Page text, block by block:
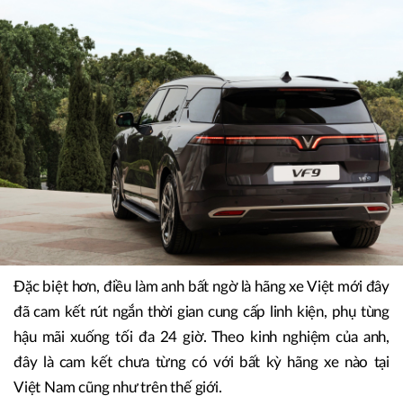
Đặc biệt hơn, điều làm anh bất ngờ là hãng xe Việt mới đây
đã cam kết rút ngắn thời gian cung cấp linh kiện, phụ tùng
hậu mãi xuống tối đa 24 giờ. Theo kinh nghiệm của anh,
đây là cam kết chưa từng có với bất kỳ hãng xe nào tại
Việt Nam cũng như trên thế giới.